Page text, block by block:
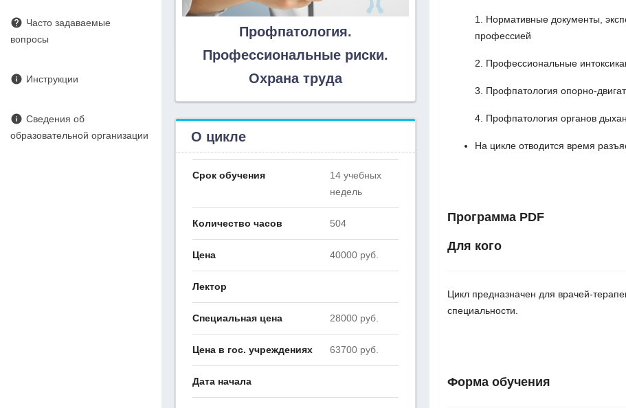
help Часто задаваемые
вопросы
info Инструкции
info Сведения об
образовательной организации
Профпатология.
Профессиональные риски.
Охрана труда
О цикле
Срок обучения
14 учебных
недель
Количество часов 504
Цена 40000 руб.
Лектор
Специальная цена 28000 руб.
Цена в гос. учреждениях 63700 руб.
Дата начала
1. Нормативные документы,
профессией
2. Профессиональные
3. Профпатология опорно-
4. Профпатология органов
На цикле отводится время
Программа PDF
Для кого
Цикл предназначен для врачей-
специальности.
Форма обучения